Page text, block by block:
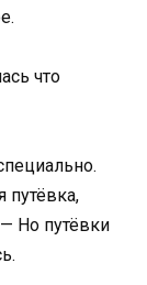
что
путёвка,
Но путёвки